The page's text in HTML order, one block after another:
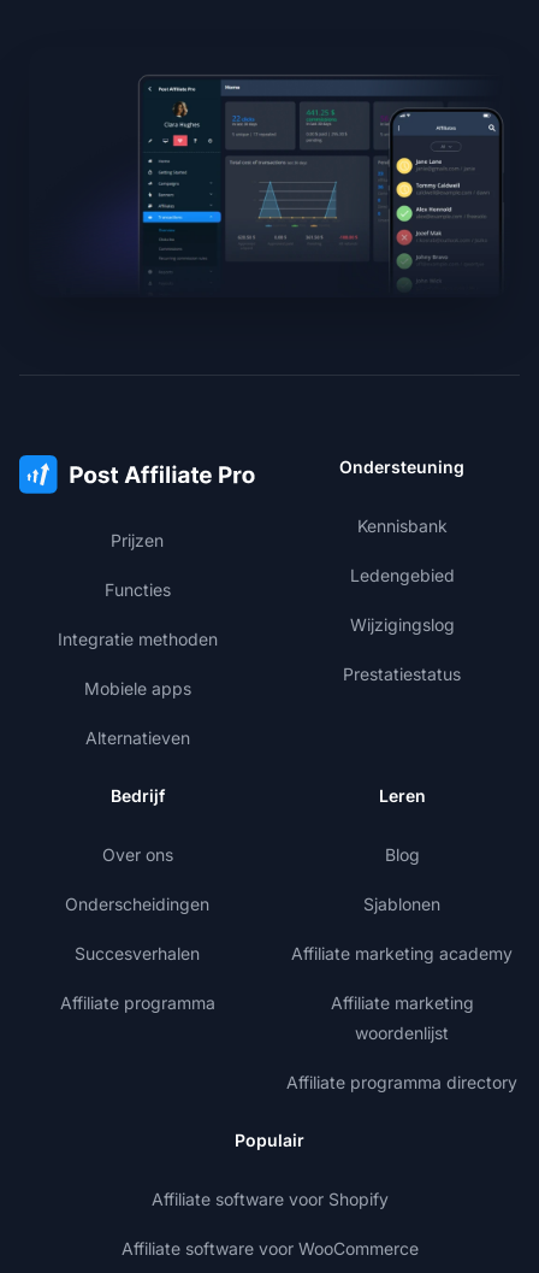
Prijzen
Functies
Integratie methoden
Mobiele apps
Alternatieven
Ondersteuning
Kennisbank
Ledengebied
Wijzigingslog
Prestatiestatus
Bedrijf
Over ons
Onderscheidingen
Succesverhalen
Affiliate programma
Leren
Blog
Sjablonen
Affiliate marketing academy
Affiliate marketing
woordenlijst
Affiliate programma directory
Populair
Affiliate software voor Shopify
Affiliate software voor WooCommerce